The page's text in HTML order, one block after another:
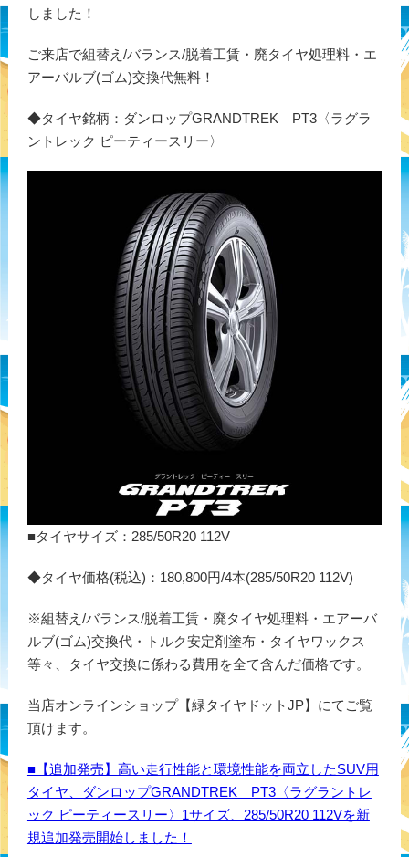
しました！
ご来店で組替え/バランス/脱着工賃・廃タイヤ処理料・エ
アーバルブ(ゴム)交換代無料！
◆タイヤ銘柄：ダンロップGRANDTREK PT3〈ラグラ
ントレック ピーティースリー〉
■タイヤサイズ：285/50R20 112V
◆タイヤ価格(税込)：180,800円/4本(285/50R20 112V)
※組替え/バランス/脱着工賃・廃タイヤ処理料・エアーバ
ルブ(ゴム)交換代・トルク安定剤塗布・タイヤワックス
等々、タイヤ交換に係わる費用を全て含んだ価格です。
当店オンラインショップ【緑タイヤドットJP】にてご覧
頂けます。
■【追加発売】高い走行性能と環境性能を両立したSUV用
タイヤ、ダンロップGRANDTREK PT3〈ラグラントレ
ック ピーティースリー〉1サイズ、285/50R20 112Vを新
規追加発売開始しました！